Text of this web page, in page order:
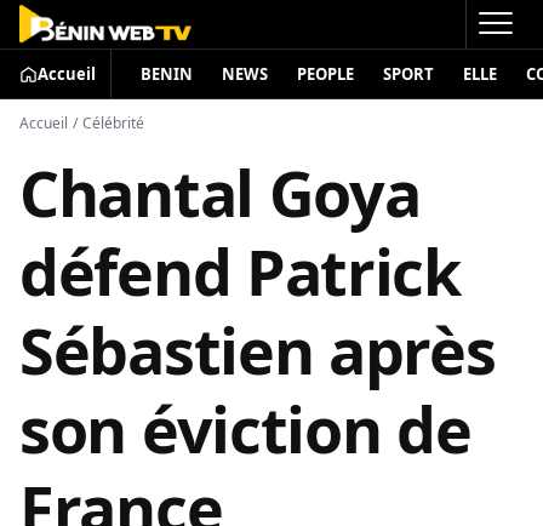
Accueil BENIN NEWS PEOPLE SPORT ELLE
Accueil / Célébrité
Chantal Goya
défend Patrick
Sébastien après
son éviction de
France